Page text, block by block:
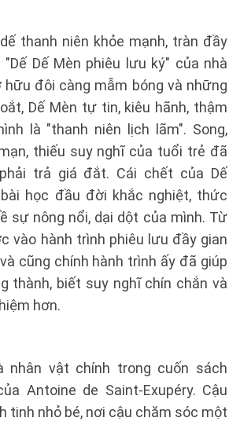
thanh niên khỏe mạnh, tràn đầy
Dế Mèn phiêu lưu ký" của nhà
hữu đôi càng mẫm bóng và những
Dế Mèn tự tin, kiêu hãnh, thậm
là "thanh niên lịch lãm". Song,
thiếu suy nghĩ của tuổi trẻ đã
trả giá đắt. Cái chết của Dế
học đầu đời khắc nghiệt, thức
sự nông nổi, dại dột của mình. Từ
vào hành trình phiêu lưu đầy gian
cũng chính hành trình ấy đã giúp
thành, biết suy nghĩ chín chắn và
hơn.
nhân vật chính trong cuốn sách
Antoine de Saint-Exupéry. Cậu
tinh nhỏ bé, nơi cậu chăm sóc một